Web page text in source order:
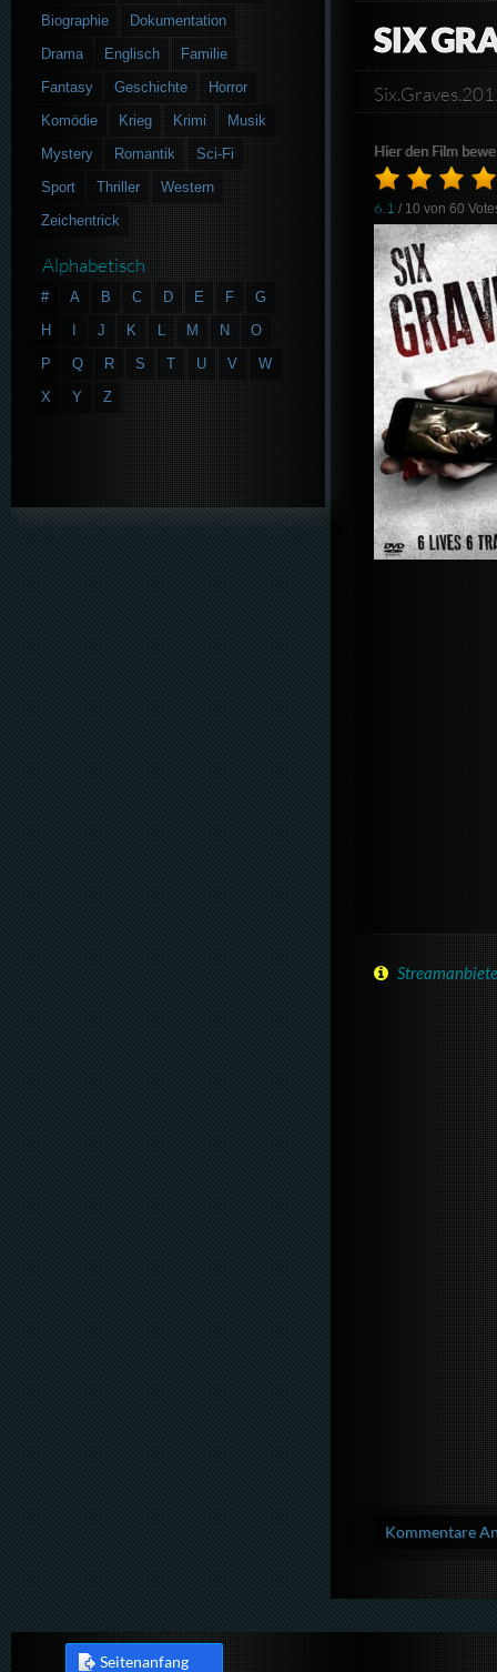
SIX
Hier den Film
6.1 / 10 von60
Kommentare
Biographie
Dokumentation
Drama
Englisch
Familie
Fantasy
Geschichte
Horror
Komödie
Krieg Krimi
Musik
Mystery
Romantik
Sci-Fi
Sport
Thriller
Western
Zeichentrick
Alphabetisch
# A B C D E F
G
H
J K L M N
O
P
Q R S T U V
W
X
Y Z
Seitenanfang